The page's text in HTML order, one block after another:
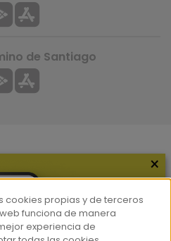
de Santiago
×
cookies propias y de terceros
funciona de manera
experiencia de